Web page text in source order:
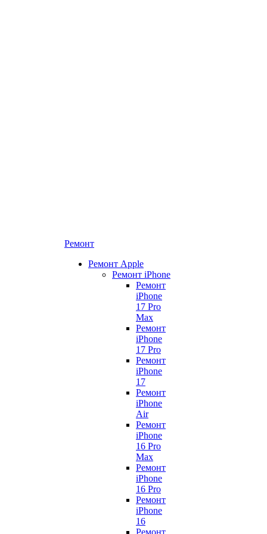
Ремонт
Ремонт Apple
Ремонт iPhone
Ремонт
iPhone
17 Pro
Max
Ремонт
iPhone
17 Pro
Ремонт
iPhone
17
Ремонт
iPhone
Air
Ремонт
iPhone
16 Pro
Max
Ремонт
iPhone
16 Pro
Ремонт
iPhone
16
Ремонт